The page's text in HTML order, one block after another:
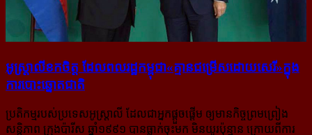
អូស្ត្រាលី​ខកចិត្ត ដែល​ពលរដ្ឋ​កម្ពុជា​«គ្មាន​ជម្រើស​ដោយ​សេរី»​ក្នុង​
ការ​បោះឆ្នោត​ជាតិ
ប្រតិកម្មរបស់ប្រទេសអូស្ត្រាលី ដែលជាអ្នកផ្ដួចផ្ដើម ឲ្យមានកិច្ចព្រមព្រៀង
សន្តិភាព ក្រុងប៉ារីស ឆ្នាំ១៩៩១ បានធ្លាក់ចុះមក មិនយូរប៉ុន្មាន ក្រោយពីការ